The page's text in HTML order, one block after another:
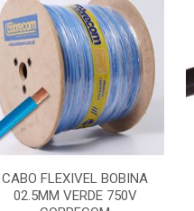
CABO FLEXIVEL BOBINA
02.5MM VERDE 750V